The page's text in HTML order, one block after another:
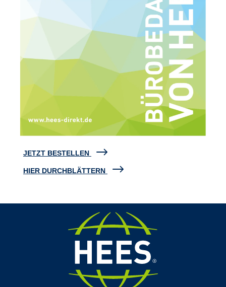
JETZT BESTELLEN
HIER DURCHBLÄTTERN